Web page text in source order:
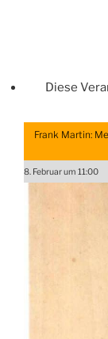
Diese
Frank Martin:
8. Februar um 11:00